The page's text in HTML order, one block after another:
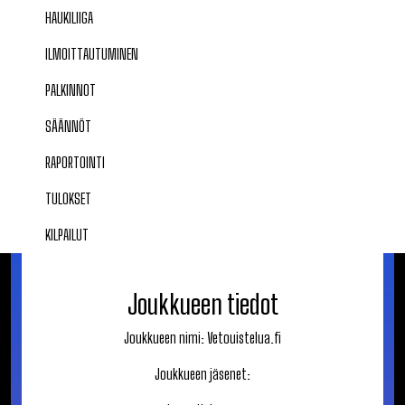
HAUKILIIGA
ILMOITTAUTUMINEN
PALKINNOT
SÄÄNNÖT
RAPORTOINTI
TULOKSET
KILPAILUT
Joukkueen tiedot
Joukkueen nimi:Vetouistelua.fi
Joukkueen jäsenet: